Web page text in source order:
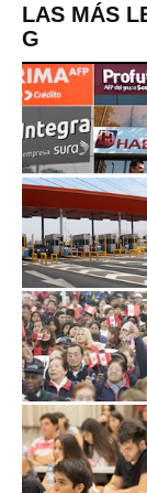
LAS MÁS
G